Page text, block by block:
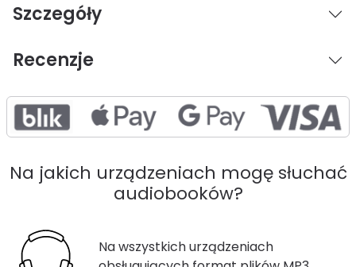
Szczegóły
Recenzje
Na jakich urządzeniach mogę słuchać
audiobooków?
Na wszystkich urządzeniach